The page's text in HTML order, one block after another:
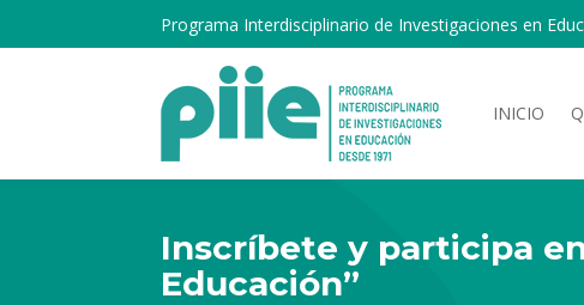
Programa Interdisciplinario de Investigaciones en
INICIO
Inscríbete y participa
Educación”